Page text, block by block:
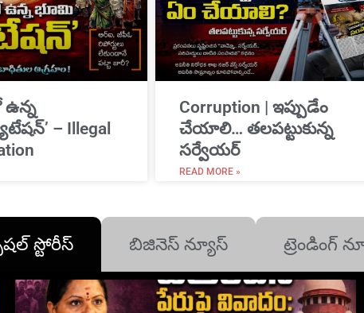
ఉన్న
– Illegal
Corruption | ఇప్పుడేం
చేయాలి… తలపట్టుకున్న
సర్వేయర్
READ MORE »
స్టోరీస్ బిజినెస్ న్యూస్ ట్రెండింగ్